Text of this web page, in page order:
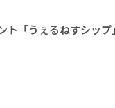
「うぇるねすシップ」